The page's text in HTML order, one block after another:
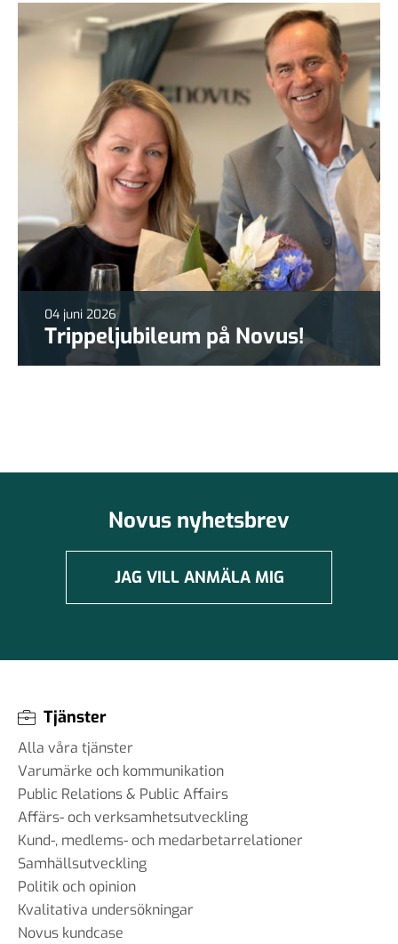
04 juni 2026
Trippeljubileum på Novus!
Novus nyhetsbrev
JAG VILL ANMÄLA MIG
Tjänster
Alla våra tjänster
Varumärke och kommunikation
Public Relations & Public Affairs
Affärs- och verksamhetsutveckling
Kund-, medlems- och medarbetarrelationer
Samhällsutveckling
Politik och opinion
Kvalitativa undersökningar
Novus kundcase